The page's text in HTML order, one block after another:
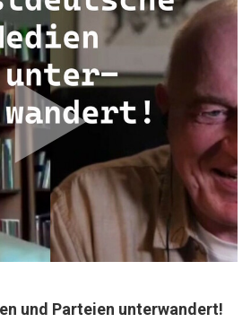
und Parteien unterwandert!